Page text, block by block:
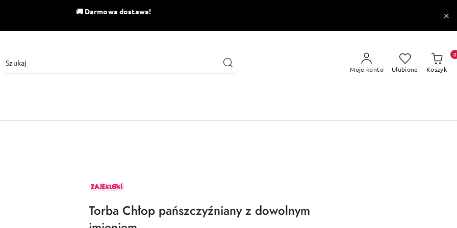
🚚 Darmowa dostawa!
Moje konto Ulubione Koszyk
0
ZAJEKUBKI
Torba Chłop pańszczyźniany z dowolnym